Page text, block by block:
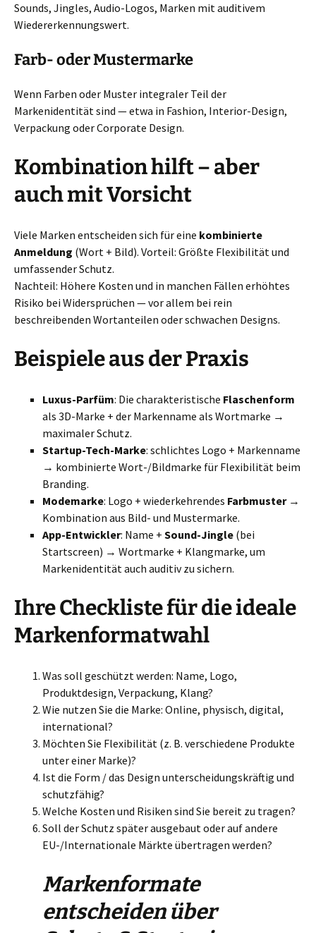
Sounds, Jingles, Audio-Logos, Marken mit auditivem
Wiedererkennungswert.
Farb- oder Mustermarke
Wenn Farben oder Muster integraler Teil der
Markenidentität sind — etwa in Fashion, Interior-Design,
Verpackung oder Corporate Design.
Kombination hilft – aber
auch mit Vorsicht
Viele Marken entscheiden sich für eine kombinierte
Anmeldung (Wort + Bild). Vorteil: Größte Flexibilität und
umfassender Schutz.
Nachteil: Höhere Kosten und in manchen Fällen erhöhtes
Risiko bei Widersprüchen — vor allem bei rein
beschreibenden Wortanteilen oder schwachen Designs.
Beispiele aus der Praxis
Luxus-Parfüm: Die charakteristische Flaschenform
als 3D-Marke + der Markenname als Wortmarke →
maximaler Schutz.
Startup-Tech-Marke: schlichtes Logo + Markenname
→ kombinierte Wort-/Bildmarke für Flexibilität beim
Branding.
Modemarke: Logo + wiederkehrendes Farbmuster→
Kombination aus Bild- und Mustermarke.
App-Entwickler: Name + Sound-Jingle (bei
Startscreen) → Wortmarke + Klangmarke, um
Markenidentität auch auditiv zu sichern.
Ihre Checkliste für die ideale
Markenformatwahl
Was soll geschützt werden: Name, Logo,
Produktdesign, Verpackung, Klang?
Wie nutzen Sie die Marke: Online, physisch, digital,
international?
Möchten Sie Flexibilität (z. B. verschiedene Produkte
unter einer Marke)?
Ist die Form / das Design unterscheidungskräftig und
schutzfähig?
Welche Kosten und Risiken sind Sie bereit zu tragen?
Soll der Schutz später ausgebaut oder auf andere
EU-/Internationale Märkte übertragen werden?
Markenformate
entscheiden über